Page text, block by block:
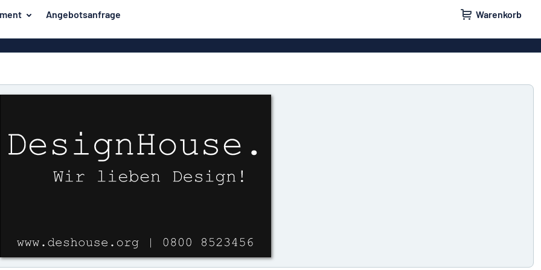
Angebotsanfrage Warenkorb
PVC-Schilder
Klebebuchstaben
Aluminiumschilder im
Emaillestil
Schilder
Hausschilder Türschilder
Parkplatzschilder
Klingelschilder